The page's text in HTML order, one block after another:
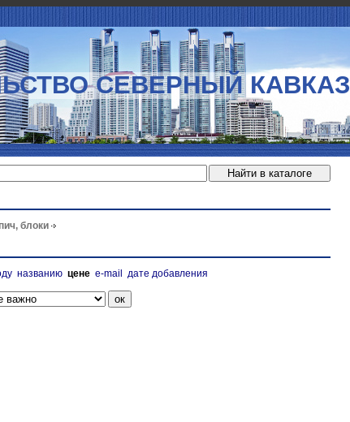
СЕВЕРНЫЙ КАВКАЗ
блоки
названию цене e-mail дате добавления